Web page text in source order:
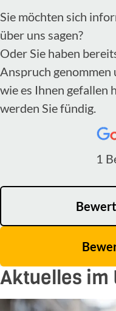
Sie möchten sich
über uns sagen?
Oder Sie haben
Anspruch genommen
wie es Ihnen gefallen
werden Sie fündig.
1
Aktuelles im